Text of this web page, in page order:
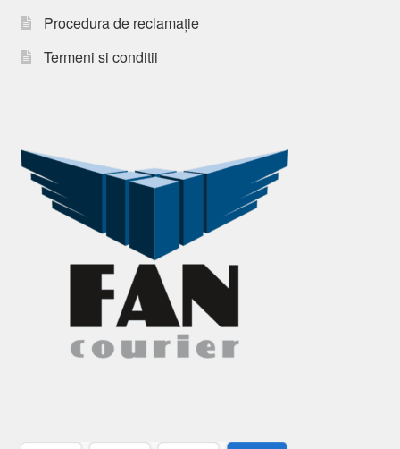
Procedura de reclamație
Termeni si conditii